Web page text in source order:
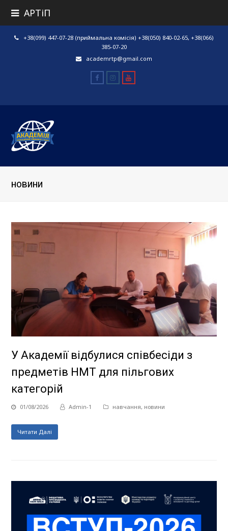
АРТіП
+38(099) 447-07-28 (приймальна комісія) +38(050) 840-02-65, +38(066)
385-07-20
academrtp@gmail.com
FacebookInstagram
новини
У Академії відбулися співбесіди з
предметів НМТ для пільгових
категорій
01/08/2026 Admin-1 навчання, новини
Читати Далі